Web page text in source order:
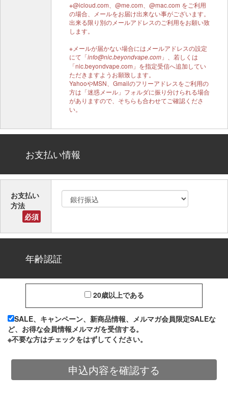
※@icloud.com、@me.com、@mac.com をご利用
の場合、メールをお届け出来ない事がございます。
出来る限り別のメールアドレスのご利用をお願い致
します。
※メールが届かない場合にはメールアドレスの設定
にて「info@nic.beyondvape.com 」、若しくは
「nic.beyondvape.com」を指定受信へ追加してい
ただきますようお願致します。
YahooやMSN、Gmailのフリーアドレスをご利用の
方は「迷惑メール」フォルダに振り分けられる場合
がありますので、そちらも合わせてご確認くださ
い。
お支払い情報
お支払い
方法
必須
年齢認証
20歳以上である
SALE、キャンペーン、新商品情報、メルマガ会員限定SALEな
ど、お得な会員情報メルマガを受信する。
※不要な方はチェックをはずしてください。